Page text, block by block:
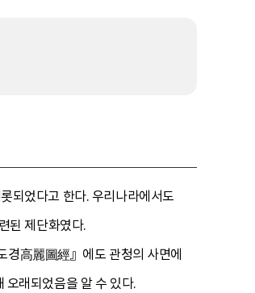
되었다고 한다. 우리나라에서도
된 제단화였다.
경高麗圖經』에도 관청의 사면에
오래되었음을 알 수 있다.